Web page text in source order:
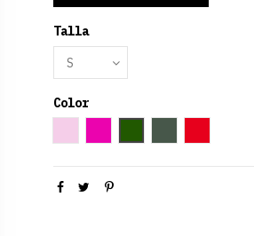
Talla
Color